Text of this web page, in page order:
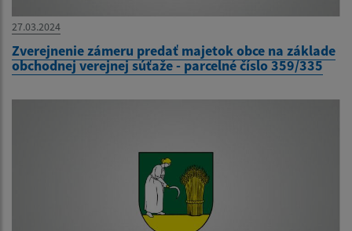
27.03.2024
Zverejnenie zámeru predať majetok obce na základe
obchodnej verejnej súťaže - parcelné číslo 359/335